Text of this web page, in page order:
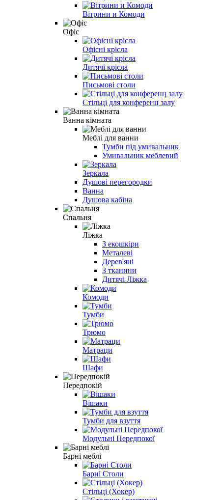
Вітрини и Комоди
Офіс
Офісні крісла
Дитячі крісла
Письмові столи
Стільці для конференц залу
Ванна кімната
Меблі для ванни
Тумби під умивальник
Умивальник меблевий
Зеркала
Душові перегородки
Ванна
Душова кабіна
Спальня
Ліжка
З екошкіри
Металеві
Дерев'яні
З тканини
Дитячі Ліжка
Комоди
Тумби
Трюмо
Матраци
Шафи
Передпокій
Вішаки
Тумби для взуття
Модульні Передпокої
Барні меблі
Барні Столи
Стільці (Хокер)